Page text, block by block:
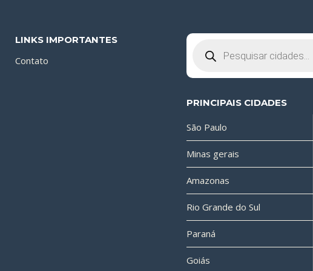
LINKS IMPORTANTES
Contato
produtos
PRINCIPAIS CIDADES
São Paulo
Minas gerais
Amazonas
Rio Grande do Sul
Paraná
Goiás